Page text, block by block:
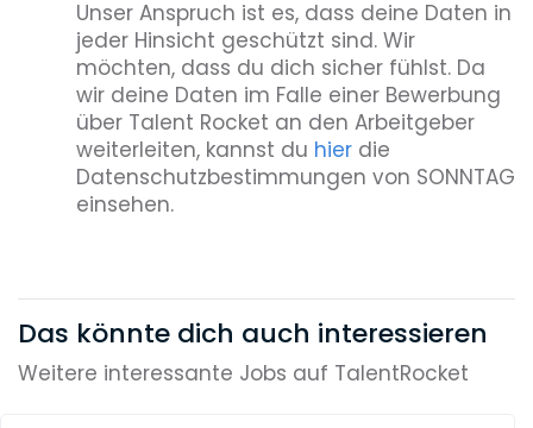
Unser Anspruch ist es, dass deine Daten in
jeder Hinsicht geschützt sind. Wir
möchten, dass du dich sicher fühlst. Da
wir deine Daten im Falle einer Bewerbung
über Talent Rocket an den Arbeitgeber
weiterleiten, kannst du hierdie
Datenschutzbestimmungen von SONNTAG
einsehen.
Das könnte dich auch interessieren
Weitere interessante Jobs auf TalentRocket